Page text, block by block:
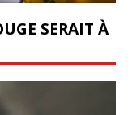
SERAIT À